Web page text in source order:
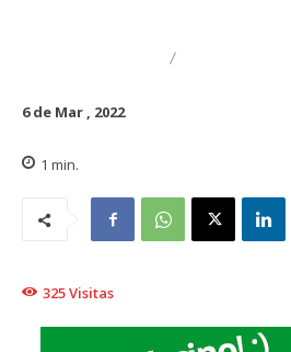
6 de Mar , 2022
1 min.
325Visitas